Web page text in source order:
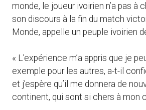
monde, le joueur ivoirien n’a pas
son discours à la fin du match
Monde, appelle un peuple ivoirien
« L’expérience m’a appris que je
exemple pour les autres, a-t-il
et j’espère qu’il me donnera de
continent, qui sont si chers à mon